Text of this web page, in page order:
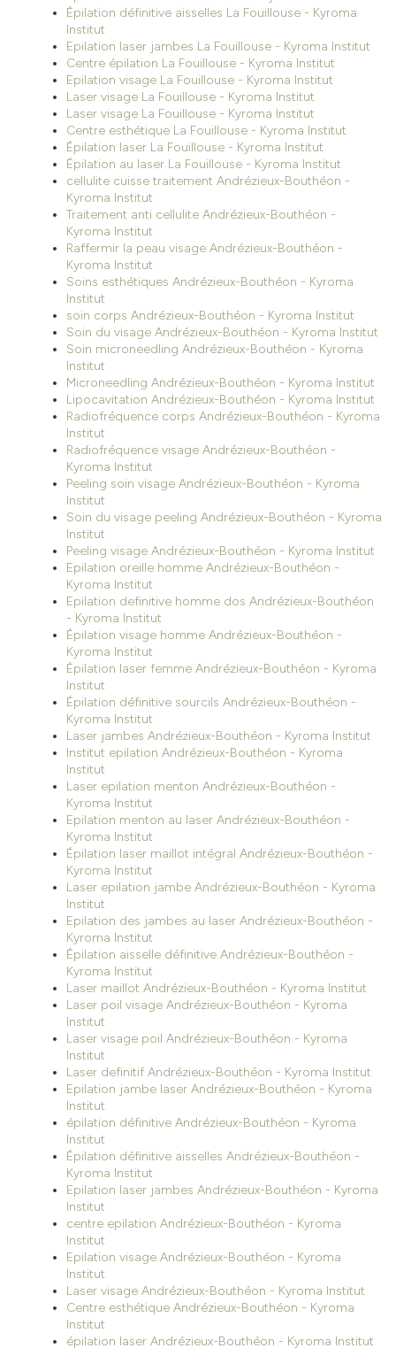
Épilation définitive aisselles La Fouillouse - Kyroma
Institut
Epilation laser jambes La Fouillouse - Kyroma Institut
Centre épilation La Fouillouse - Kyroma Institut
Epilation visage La Fouillouse - Kyroma Institut
Laser visage La Fouillouse - Kyroma Institut
Laser visage La Fouillouse - Kyroma Institut
Centre esthétique La Fouillouse - Kyroma Institut
Épilation laser La Fouillouse - Kyroma Institut
Épilation au laser La Fouillouse - Kyroma Institut
cellulite cuisse traitement Andrézieux-Bouthéon -
Kyroma Institut
Traitement anti cellulite Andrézieux-Bouthéon -
Kyroma Institut
Raffermir la peau visage Andrézieux-Bouthéon -
Kyroma Institut
Soins esthétiques Andrézieux-Bouthéon - Kyroma
Institut
soin corps Andrézieux-Bouthéon - Kyroma Institut
Soin du visage Andrézieux-Bouthéon - Kyroma Institut
Soin microneedling Andrézieux-Bouthéon - Kyroma
Institut
Microneedling Andrézieux-Bouthéon - Kyroma Institut
Lipocavitation Andrézieux-Bouthéon - Kyroma Institut
Radiofréquence corps Andrézieux-Bouthéon - Kyroma
Institut
Radiofréquence visage Andrézieux-Bouthéon -
Kyroma Institut
Peeling soin visage Andrézieux-Bouthéon - Kyroma
Institut
Soin du visage peeling Andrézieux-Bouthéon - Kyroma
Institut
Peeling visage Andrézieux-Bouthéon - Kyroma Institut
Epilation oreille homme Andrézieux-Bouthéon -
Kyroma Institut
Epilation definitive homme dos Andrézieux-Bouthéon
- Kyroma Institut
Épilation visage homme Andrézieux-Bouthéon -
Kyroma Institut
Épilation laser femme Andrézieux-Bouthéon - Kyroma
Institut
Épilation définitive sourcils Andrézieux-Bouthéon -
Kyroma Institut
Laser jambes Andrézieux-Bouthéon - Kyroma Institut
Institut epilation Andrézieux-Bouthéon - Kyroma
Institut
Laser epilation menton Andrézieux-Bouthéon -
Kyroma Institut
Epilation menton au laser Andrézieux-Bouthéon -
Kyroma Institut
Épilation laser maillot intégral Andrézieux-Bouthéon -
Kyroma Institut
Laser epilation jambe Andrézieux-Bouthéon - Kyroma
Institut
Epilation des jambes au laser Andrézieux-Bouthéon -
Kyroma Institut
Épilation aisselle définitive Andrézieux-Bouthéon -
Kyroma Institut
Laser maillot Andrézieux-Bouthéon - Kyroma Institut
Laser poil visage Andrézieux-Bouthéon - Kyroma
Institut
Laser visage poil Andrézieux-Bouthéon - Kyroma
Institut
Laser definitif Andrézieux-Bouthéon - Kyroma Institut
Epilation jambe laser Andrézieux-Bouthéon - Kyroma
Institut
épilation définitive Andrézieux-Bouthéon - Kyroma
Institut
Épilation définitive aisselles Andrézieux-Bouthéon -
Kyroma Institut
Epilation laser jambes Andrézieux-Bouthéon - Kyroma
Institut
centre epilation Andrézieux-Bouthéon - Kyroma
Institut
Epilation visage Andrézieux-Bouthéon - Kyroma
Institut
Laser visage Andrézieux-Bouthéon - Kyroma Institut
Centre esthétique Andrézieux-Bouthéon - Kyroma
Institut
épilation laser Andrézieux-Bouthéon - Kyroma Institut